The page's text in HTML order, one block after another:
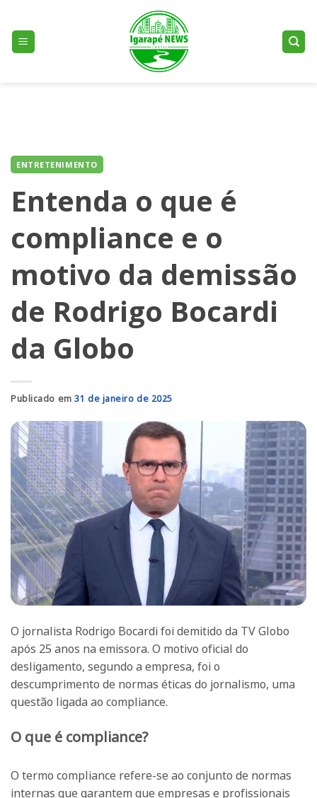
content
ENTRETENIMENTO
Entenda o que é
compliance e o
motivo da demissão
de Rodrigo Bocardi
da Globo
Publicado em31 de janeiro de 2025
O jornalista Rodrigo Bocardi foi demitido da TV Globo
após 25 anos na emissora. O motivo oficial do
desligamento, segundo a empresa, foi o
descumprimento de normas éticas do jornalismo, uma
questão ligada ao compliance.
O que é compliance?
O termo compliance refere-se ao conjunto de normas
internas que garantem que empresas e profissionais